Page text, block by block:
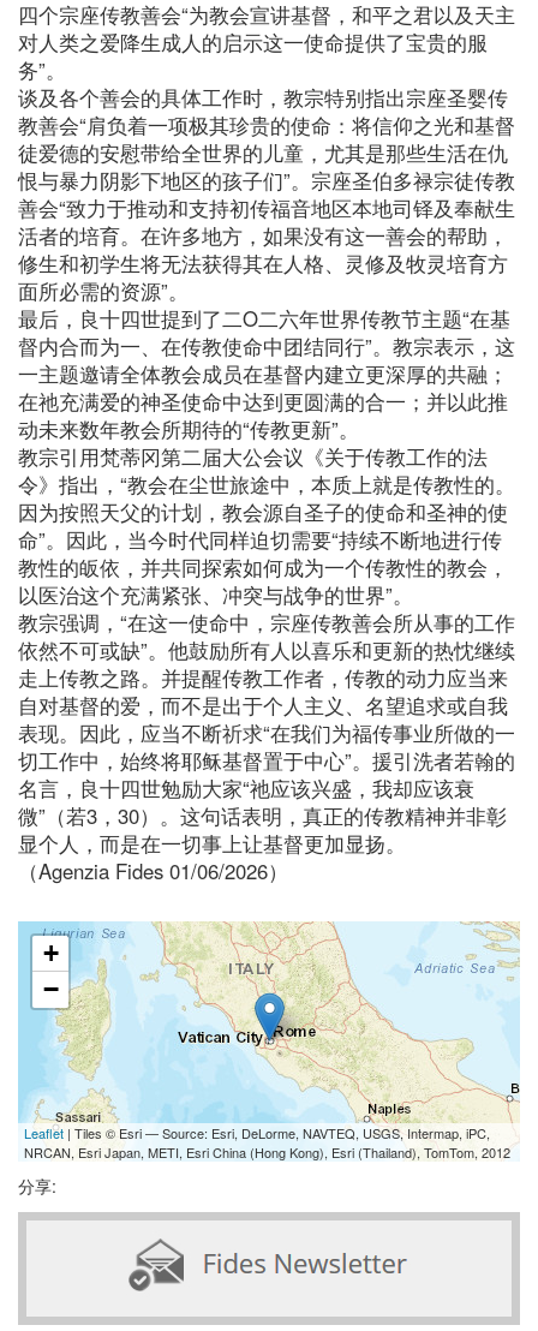
四个宗座传教善会“为教会宣讲基督，和平之君以及天主
对人类之爱降生成人的启示这一使命提供了宝贵的服
务”。
谈及各个善会的具体工作时，教宗特别指出宗座圣婴传
教善会“肩负着一项极其珍贵的使命：将信仰之光和基督
徒爱德的安慰带给全世界的儿童，尤其是那些生活在仇
恨与暴力阴影下地区的孩子们”。宗座圣伯多禄宗徒传教
善会“致力于推动和支持初传福音地区本地司铎及奉献生
活者的培育。在许多地方，如果没有这一善会的帮助，
修生和初学生将无法获得其在人格、灵修及牧灵培育方
面所必需的资源”。
最后，良十四世提到了二O二六年世界传教节主题“在基
督内合而为一、在传教使命中团结同行”。教宗表示，这
一主题邀请全体教会成员在基督内建立更深厚的共融；
在祂充满爱的神圣使命中达到更圆满的合一；并以此推
动未来数年教会所期待的“传教更新”。
教宗引用梵蒂冈第二届大公会议《关于传教工作的法
令》指出，“教会在尘世旅途中，本质上就是传教性的。
因为按照天父的计划，教会源自圣子的使命和圣神的使
命”。因此，当今时代同样迫切需要“持续不断地进行传
教性的皈依，并共同探索如何成为一个传教性的教会，
以医治这个充满紧张、冲突与战争的世界”。
教宗强调，“在这一使命中，宗座传教善会所从事的工作
依然不可或缺”。他鼓励所有人以喜乐和更新的热忱继续
走上传教之路。并提醒传教工作者，传教的动力应当来
自对基督的爱，而不是出于个人主义、名望追求或自我
表现。因此，应当不断祈求“在我们为福传事业所做的一
切工作中，始终将耶稣基督置于中心”。援引洗者若翰的
名言，良十四世勉励大家“祂应该兴盛，我却应该衰
微”（若3，30）。这句话表明，真正的传教精神并非彰
显个人，而是在一切事上让基督更加显扬。
（Agenzia Fides 01/06/2026）
+
−
Leaflet | Tiles © Esri — Source: Esri, DeLorme, NAVTEQ, USGS, Intermap, iPC,
NRCAN, Esri Japan, METI, Esri China (Hong Kong), Esri (Thailand), TomTom, 2012
分享: